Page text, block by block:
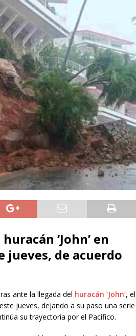
‘John’ en
jueves, de acuerdo
ante la llegada del huracán ‘John’, el
jueves, dejando a su paso una serie
su trayectoria por el Pacífico.